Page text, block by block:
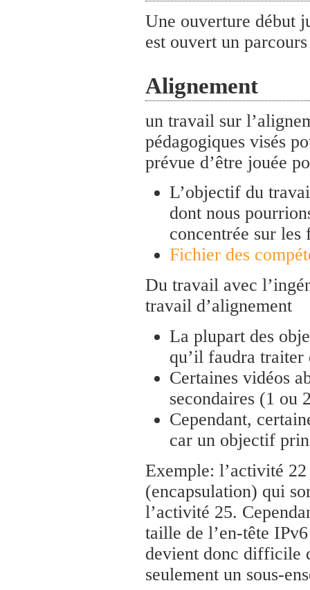
Une ouverture début
est ouvert un
Alignement
un travail sur
pédagogiques visés
prévue d’être jouée
L’objectif du
dont nous
concentrée sur les
Fichier des
Du travail avec
travail d’alignement
La plupart des
qu’il faudra traiter
Certaines vidéos
secondaires (1 ou
Cependant,
car un objectif
Exemple: l’activité
(encapsulation) qui
l’activité 25.
taille de l’en-tête
devient donc difficile
seulement un sous-